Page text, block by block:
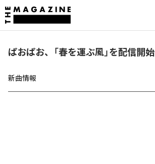
ぱおぱお、「春を運ぶ風」を配信開始
新曲情報